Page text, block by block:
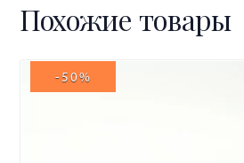
Похожие товары
-50%